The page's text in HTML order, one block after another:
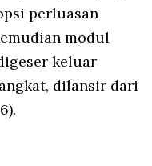
perluasan
modul
keluar
dilansir dari